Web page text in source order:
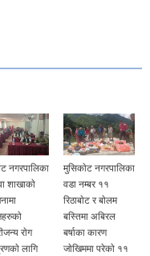
नगरपालिका
११
र बाेलम
अबिरल
कारण
परेकाे ११
मुसिकाेट
नगरपालिकाकाे नगर
कार्यपालिकाकाे ३४
औँ बैठक
नगरपालिकाकाे सभा
हलमा सुरु भएको छ।